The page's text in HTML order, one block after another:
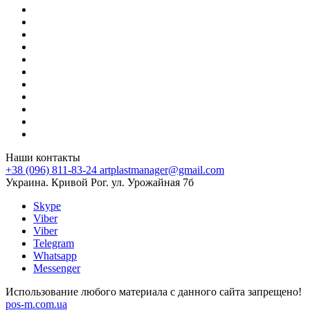
Наши контакты
+38 (096) 811-83-24 artplastmanager@gmail.com
Украина. Кривой Рог. ул. Урожайная 7б
Skype
Viber
Viber
Telegram
Whatsapp
Messenger
Использование любого материала с данного сайта запрещено!
pos-m.com.ua